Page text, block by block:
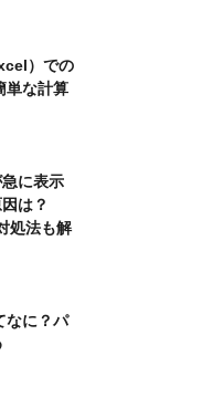
）での
単な計算
に表示
は？
処法も解
なに？パ